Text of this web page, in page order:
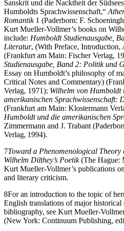
Sanskrit und die Nacktheit der
Humboldts Sprachwissenschaft,“
Romantik1 (Paderborn: F.
Kurt Mueller-Vollmer’s books on
include: Humboldt Studienausgabe,
Literatur, (With Preface,
(Frankfurt am Main: Fischer Verlag,
Studienausgabe, Band 2: Politik und
Essay on Humboldt’s philosophy of
Critical Notes and Commentary)
Verlag, 1971); Wilhelm von Humboldt
amerikanischen Sprachwissenschaft:
(Frankfurt am Main: Klostermann
Humboldt und die amerikanischen
Zimmermann and J. Trabant
Verlag, 1994).
7Toward a Phenomenological
Wilhelm Dilthey’s Poetik(The Hague:
Kurt Mueller-Vollmer’s publications
and literary criticism.
8For an introduction to the topic of
English translations of major historical
bibliography, see Kurt Mueller-
(New York: Continuum Publishing,